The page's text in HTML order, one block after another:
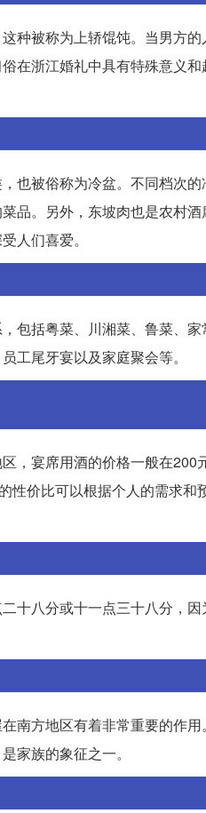
种被称为上轿馄饨。当男方的
在浙江婚礼中具有特殊意义和
也被俗称为冷盆。不同档次的
品。另外，东坡肉也是农村酒
人们喜爱。
包括粤菜、川湘菜、鲁菜、家
工尾牙宴以及家庭聚会等。
，宴席用酒的价格一般在200
性价比可以根据个人的需求和
十八分或十一点三十八分，因
南方地区有着非常重要的作用
家族的象征之一。